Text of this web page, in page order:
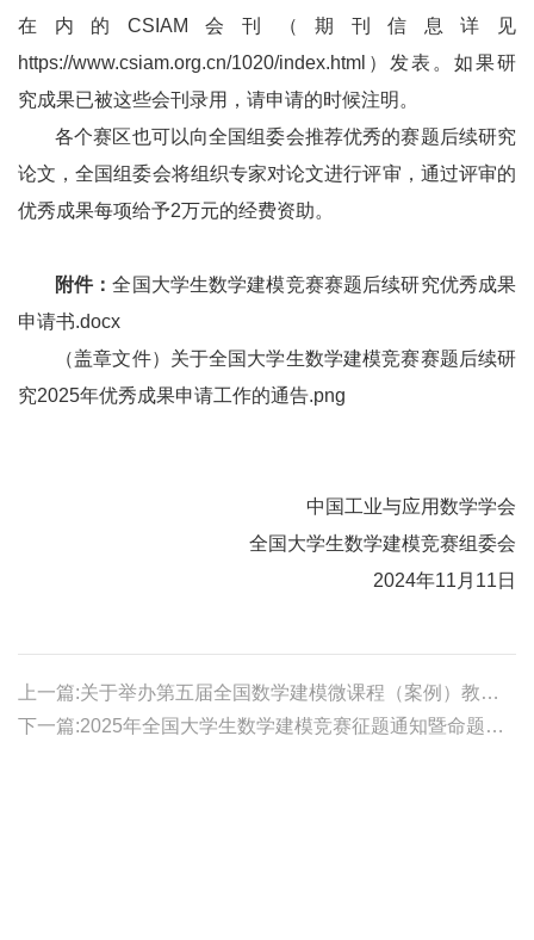
在内的CSIAM会刊（期刊信息详见
https://www.csiam.org.cn/1020/index.html ）发表。如果研
究成果已被这些会刊录用，请申请的时候注明。
各个赛区也可以向全国组委会推荐优秀的赛题后续研究
论文，全国组委会将组织专家对论文进行评审，通过评审的
优秀成果每项给予2万元的经费资助。
附件：全国大学生数学建模竞赛赛题后续研究优秀成果
申请书.docx
（盖章文件）关于全国大学生数学建模竞赛赛题后续研
究2025年优秀成果申请工作的通告.png
中国工业与应用数学学会
全国大学生数学建模竞赛组委会
2024年11月11日
上一篇:关于举办第五届全国数学建模微课程（案例）教学竞赛的通知
下一篇:2025年全国大学生数学建模竞赛征题通知暨命题研讨会预通知